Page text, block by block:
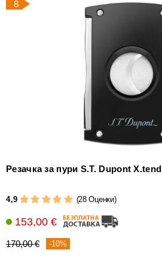
8
Резачка за пури S.T. Dupont
4,9 (28 Оценки)
153,00 €
170,00 € -10%